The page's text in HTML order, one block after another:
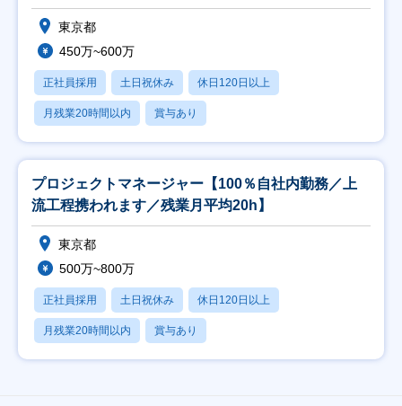
東京都
450万~600万
正社員採用 土日祝休み 休日120日以上
月残業20時間以内 賞与あり
プロジェクトマネージャー【100％自社内勤務／上
流工程携われます／残業月平均20h】
東京都
500万~800万
正社員採用 土日祝休み 休日120日以上
月残業20時間以内 賞与あり